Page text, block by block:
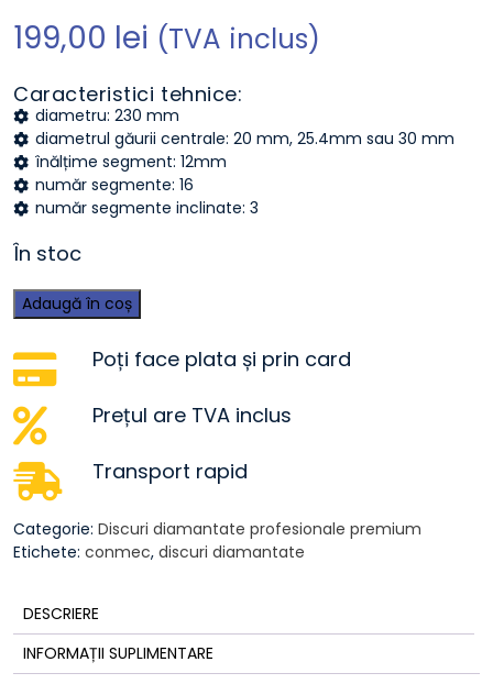
199,00 lei (TVA inclus)
Caracteristici tehnice:
diametru: 230 mm
diametrul găurii centrale: 20 mm, 25.4mm sau 30 mm
înălțime segment: 12mm
număr segmente: 16
număr segmente inclinate: 3
În stoc
Adaugă în coș
Poți face plata și prin card
Prețul are TVA inclus
Transport rapid
Categorie: Discuri diamantate profesionale premium
Etichete: conmec, discuri diamantate
DESCRIERE
INFORMAȚII SUPLIMENTARE